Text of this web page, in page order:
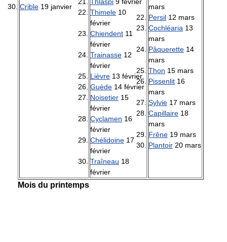
Crible 19 janvier
Thimele 10
février
Chiendent 11
février
Trainasse 12
février
Lièvre 13 février
Guède 14 février
Noisetier 15
février
Cyclamen 16
février
Chélidoine 17
février
Traîneau 18
février
mars
Persil 12 mars
Cochléaria 13
mars
Pâquerette 14
mars
Thon 15 mars
Pissenlit 16
mars
Sylvie 17 mars
Capillaire 18
mars
Frêne 19 mars
Plantoir 20 mars
Mois du printemps